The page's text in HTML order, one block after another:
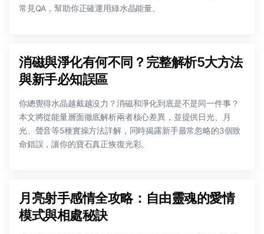
常見QA，幫助你正確運用綠水晶能量。
消磁與淨化有何不同？完整解析5大方法
與新手必知誤區
你總覺得水晶越戴越沒力？消磁和淨化到底是不是同一件事？
本文將從能量層面徹底解析兩者核心差異，並提供日光、月
光、聲音等5種實操方法詳解，同時揭露新手最常忽略的3個致
命錯誤，讓你的寶石真正恢復光彩。
月亮射手感情全攻略：自由靈魂的愛情
模式與相處秘訣